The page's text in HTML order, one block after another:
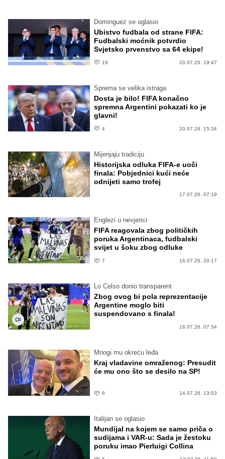
Dominguez se oglasio
Ubistvo fudbala od strane FIFA:
Fudbalski moćnik potvrdio
Svjetsko prvenstvo sa 64 ekipe!
19 20.07.26. 19:47
Sprema se velika istraga
Dosta je bilo! FIFA konačno
spremna Argentini pokazati ko je
glavni!
4 20.07.26. 15:34
Mijenjaju tradiciju
Historijska odluka FIFA-e uoči
finala: Pobjednici kući neće
odnijeti samo trofej
17.07.26. 07:19
Englezi u nevjerici
FIFA reagovala zbog političkih
poruka Argentinaca, fudbalski
svijet u šoku zbog odluke
7 16.07.26. 20:17
Lo Celso donio transparent
Zbog ovog bi pola reprezentacije
Argentine moglo biti
suspendovano s finala!
16.07.26. 07:34
Mnogi mu okreću leđa
Kraj vladavine omraženog: Presudit
će mu ono što se desilo na SP!
6 14.07.26. 13:03
Italijan se oglasio
Mundijal na kojem se samo priča o
sudijama i VAR-u: Sada je žestoku
poruku imao Pierluigi Collina